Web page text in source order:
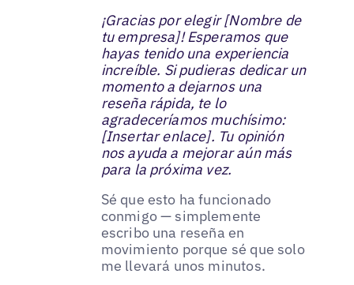
¡Gracias por elegir [Nombre de
tu empresa]! Esperamos que
hayas tenido una experiencia
increíble. Si pudieras dedicar un
momento a dejarnos una
reseña rápida, te lo
agradeceríamos muchísimo:
[Insertar enlace]. Tu opinión
nos ayuda a mejorar aún más
para la próxima vez.
Sé que esto ha funcionado
conmigo — simplemente
escribo una reseña en
movimiento porque sé que solo
me llevará unos minutos.